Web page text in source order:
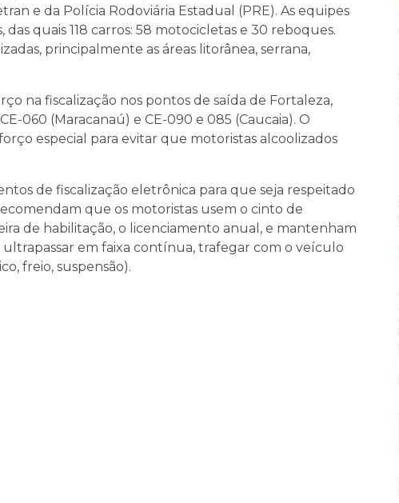
e da Polícia Rodoviária Estadual (PRE). As equipes
quais 118 carros: 58 motocicletas e 30 reboques.
principalmente as áreas litorânea, serrana,
na fiscalização nos pontos de saída de Fortaleza,
060 (Maracanaú) e CE-090 e 085 (Caucaia). O
especial para evitar que motoristas alcoolizados
de fiscalização eletrônica para que seja respeitado
que os motoristas usem o cinto de
de habilitação, o licenciamento anual, e mantenham
em faixa contínua, trafegar com o veículo
freio, suspensão).